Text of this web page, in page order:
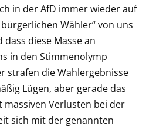
in der AfD immer wieder auf
Wähler“ von uns
diese Masse an
in den Stimmenolymp
strafen die Wahlergebnisse
Lügen, aber gerade das
Verlusten bei der
sich mit der genannten